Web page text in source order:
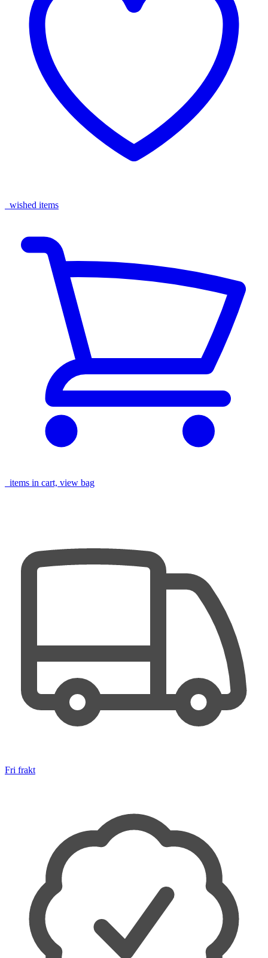
wished items
items in cart, view bag
Fri frakt